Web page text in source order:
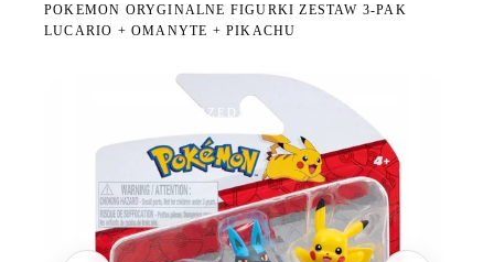
POKEMON ORYGINALNE FIGURKI ZESTAW 3-PAK
LUCARIO + OMANYTE + PIKACHU
WKRÓTCE W SPRZEDAŻY